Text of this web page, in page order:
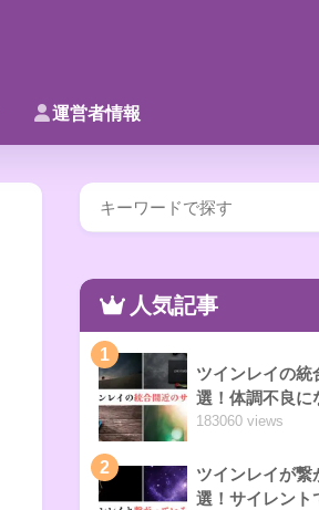
運営者情報
人気記事
1
ツインレイの統
選！体調不良に
183060 views
2
ツインレイが繋
選！サイレント